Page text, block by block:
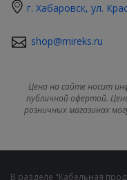
г. Хабаровск, ул.
shop@mireks.ru
Цена на сайте носит
публичной офертой.
розничных магазинах
В разделе "Кабельная